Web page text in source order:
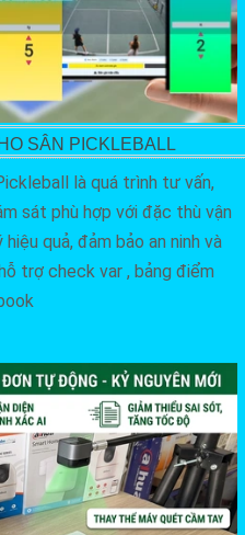
SÂN PICKLEBALL
là quá trình tư vấn,
sát phù hợp với đặc thù vận
quả, đảm bảo an ninh và
trợ check var , bảng điểm